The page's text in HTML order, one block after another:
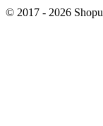
© 2017 - 2026